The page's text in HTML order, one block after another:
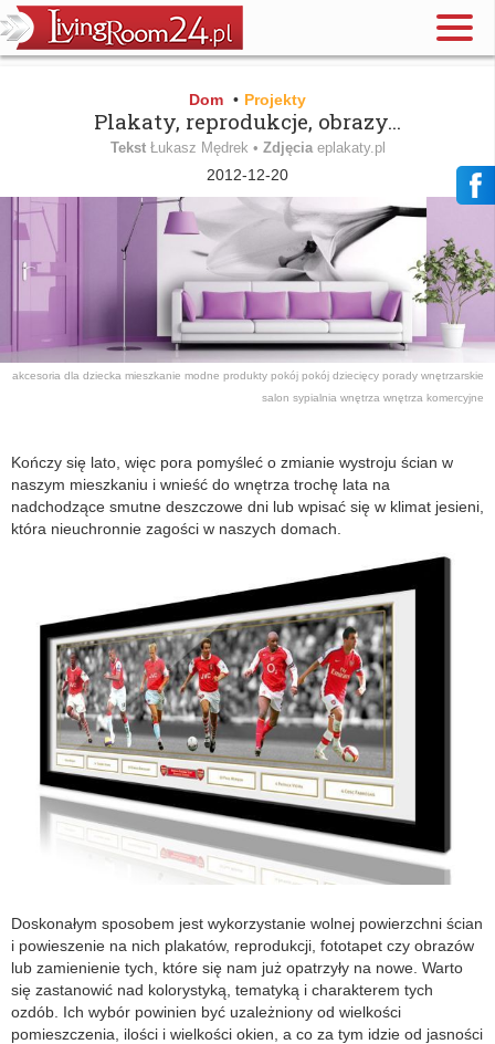
Dom • Projekty
Plakaty, reprodukcje, obrazy...
Tekst Łukasz Mędrek • Zdjęcia eplakaty.pl
2012-12-20
akcesoria dla dziecka mieszkanie modne produkty pokój pokój dziecięcy porady wnętrzarskie
salon sypialnia wnętrza wnętrza komercyjne
Kończy się lato, więc pora pomyśleć o zmianie wystroju ścian w
naszym mieszkaniu i wnieść do wnętrza trochę lata na
nadchodzące smutne deszczowe dni lub wpisać się w klimat jesieni,
która nieuchronnie zagości w naszych domach.
Doskonałym sposobem jest wykorzystanie wolnej powierzchni ścian
i powieszenie na nich plakatów, reprodukcji, fototapet czy obrazów
lub zamienienie tych, które się nam już opatrzyły na nowe. Warto
się zastanowić nad kolorystyką, tematyką i charakterem tych
ozdób. Ich wybór powinien być uzależniony od wielkości
pomieszczenia, ilości i wielkości okien, a co za tym idzie od jasności